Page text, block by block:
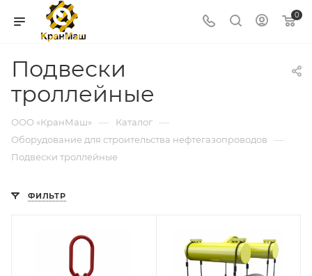
0
Подвески
троллейные
ООО «КранМаш» — Каталог —
Оборудование для строительства нефтегазопроводов —
Подвески троллейные
ФИЛЬТР